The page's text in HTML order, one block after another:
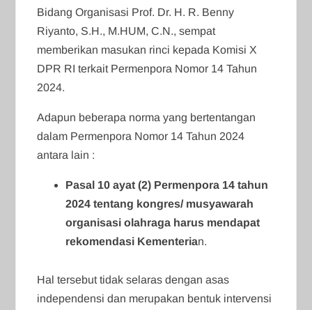
Bidang Organisasi Prof. Dr. H. R. Benny
Riyanto, S.H., M.HUM, C.N., sempat
memberikan masukan rinci kepada Komisi X
DPR RI terkait Permenpora Nomor 14 Tahun
2024.
Adapun beberapa norma yang bertentangan
dalam Permenpora Nomor 14 Tahun 2024
antara lain :
Pasal 10 ayat (2) Permenpora 14 tahun
2024 tentang kongres/ musyawarah
organisasi olahraga harus mendapat
rekomendasi Kementerian.
Hal tersebut tidak selaras dengan asas
independensi dan merupakan bentuk intervensi